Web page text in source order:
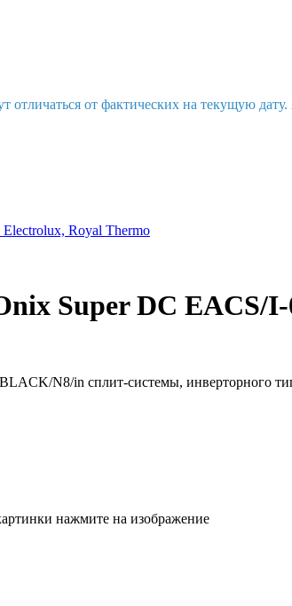
отличаться от фактических на текущую
Royal Thermo
Super DC
нажмите на изображение